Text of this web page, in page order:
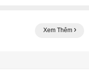
Xem Thêm